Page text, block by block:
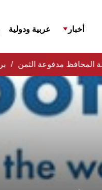
أخبار عربية ودولية
المحافظ مدفوعة الثمن